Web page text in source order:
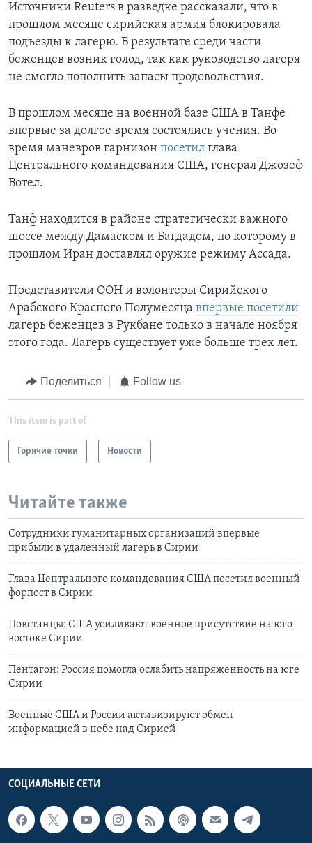
Источники Reuters в разведке рассказали, что в
прошлом месяце сирийская армия блокировала
подъезды к лагерю. В результате среди части
беженцев возник голод, так как руководство лагеря
не смогло пополнить запасы продовольствия.
В прошлом месяце на военной базе США в Танфе
впервые за долгое время состоялись учения. Во
время маневров гарнизон посетил глава
Центрального командования США, генерал Джозеф
Вотел.
Танф находится в районе стратегически важного
шоссе между Дамаском и Багдадом, по которому в
прошлом Иран доставлял оружие режиму Ассада.
Представители ООН и волонтеры Сирийского
Арабского Красного Полумесяца впервые посетили
лагерь беженцев в Рукбане только в начале ноября
этого года. Лагерь существует уже больше трех лет.
Поделиться Follow us
This item is part of
Горячие точки Новости
Читайте также
Сотрудники гуманитарных организаций впервые
прибыли в удаленный лагерь в Сирии
Глава Центрального командования США посетил военный
форпост в Сирии
Повстанцы: США усиливают военное присутствие на юго-
востоке Сирии
Пентагон: Россия помогла ослабить напряженность на юге
Сирии
Военные США и России активизируют обмен
информацией в небе над Сирией
СОЦИАЛЬНЫЕ СЕТИ